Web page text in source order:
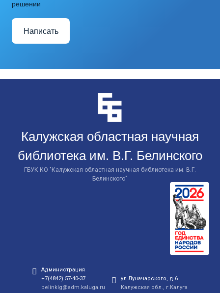
решении
Написать
Калужская областная научная
библиотека им. В.Г. Белинского
ГБУК КО "Калужская областная научная библиотека им. В.Г.
Белинского"
Администрация
+7(4842) 57-40-37
belinklg@adm.kaluga.ru
ул.Луначарского, д.6
Калужская обл., г.Калуга